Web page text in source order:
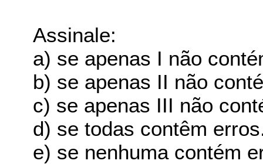
Assinale:
a) se apenas I não
b) se apenas II não
c) se apenas III não
d) se todas contêm
e) se nenhuma contém